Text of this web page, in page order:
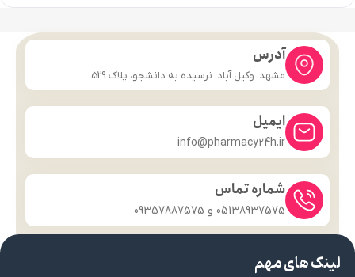
آدرس
مشهد، وکیل آباد، نرسیده به دانشجو، پلاک 529
ایمیل
info@pharmacy24h.ir
شماره تماس
05138937575 و 09357887575
لینک های مهم